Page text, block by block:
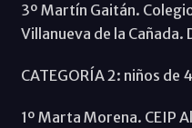
3º Martín Gaitán.
Villanueva de la Cañada.
CATEGORÍA 2: niños de
1º Marta Morena. CEIP